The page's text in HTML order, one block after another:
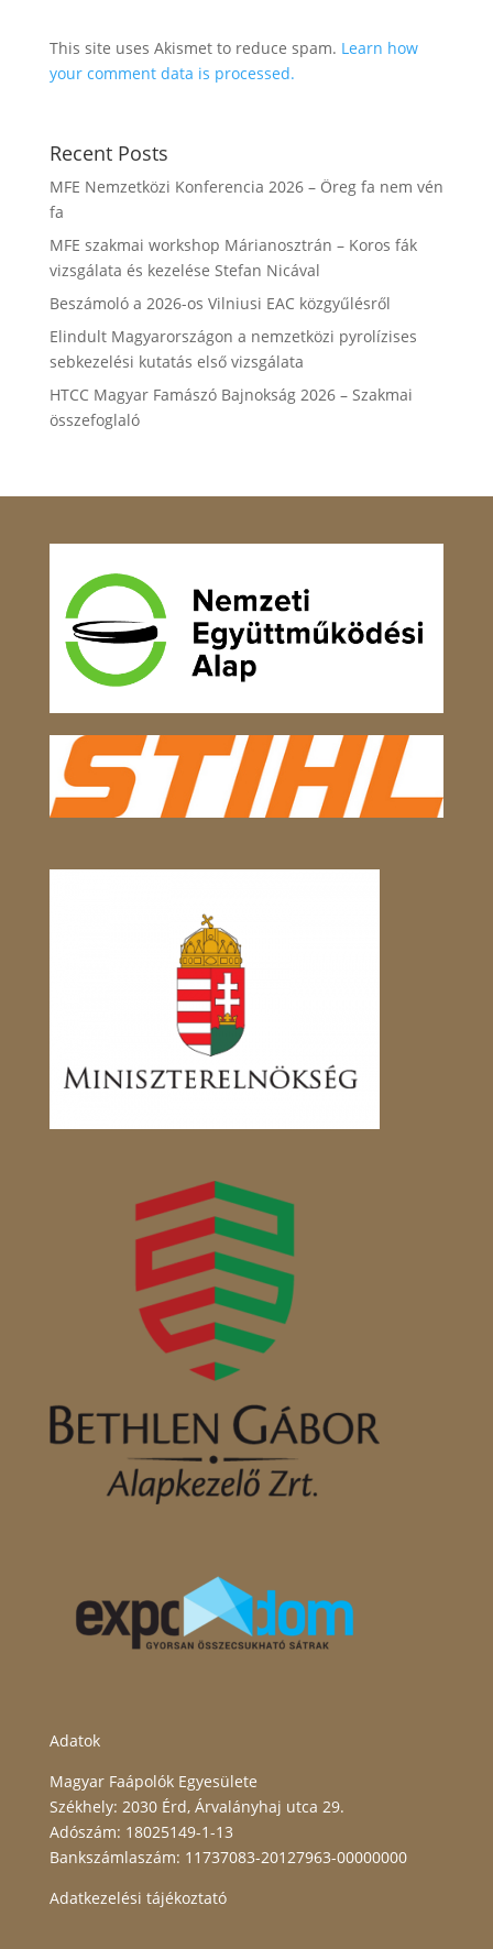
This site uses Akismet to reduce spam. Learn how
your comment data is processed.
Recent Posts
MFE Nemzetközi Konferencia 2026 – Öreg fa nem vén
fa
MFE szakmai workshop Márianosztrán – Koros fák
vizsgálata és kezelése Stefan Nicával
Beszámoló a 2026-os Vilniusi EAC közgyűlésről
Elindult Magyarországon a nemzetközi pyrolízises
sebkezelési kutatás első vizsgálata
HTCC Magyar Famászó Bajnokság 2026 – Szakmai
összefoglaló
Adatok
Magyar Faápolók Egyesülete
Székhely: 2030 Érd, Árvalányhaj utca 29.
Adószám: 18025149-1-13
Bankszámlaszám: 11737083-20127963-00000000
Adatkezelési tájékoztató